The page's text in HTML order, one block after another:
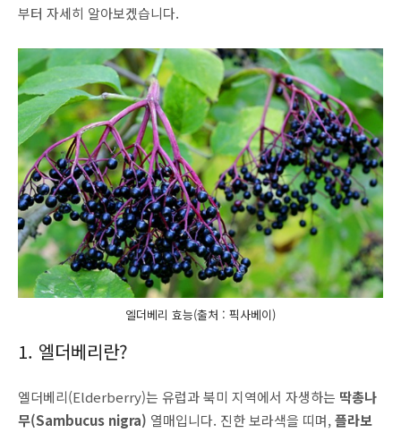
부터 자세히 알아보겠습니다.
엘더베리 효능(출처 : 픽사베이)
1. 엘더베리란?
엘더베리(Elderberry)는 유럽과 북미 지역에서 자생하는 딱총나
무(Sambucus nigra) 열매입니다. 진한 보라색을 띠며,플라보